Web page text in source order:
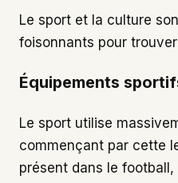
Le sport et la culture
foisonnants pour
Équipements
Le sport utilise
commençant par cette
présent dans le